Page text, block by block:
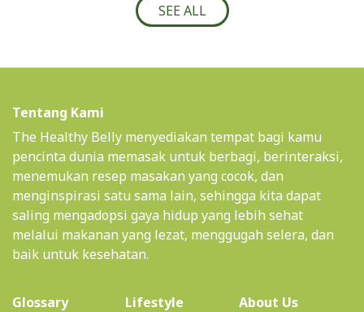
SEE ALL
Tentang Kami
The Healthy Belly menyediakan tempat bagi kamu
pencinta dunia memasak untuk berbagi, berinteraksi,
menemukan resep masakan yang cocok, dan
menginspirasi satu sama lain, sehingga kita dapat
saling mengadopsi gaya hidup yang lebih sehat
melalui makanan yang lezat, menggugah selera, dan
baik untuk kesehatan.
Glossary Lifestyle About Us(current)